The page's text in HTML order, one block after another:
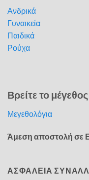
Ανδρικά
Γυναικεία
Παιδικά
Ρούχα
Βρείτε το
Μεγεθολόγια
Άμεση αποστολή σε
ΑΣΦΑΛΕΙΑ